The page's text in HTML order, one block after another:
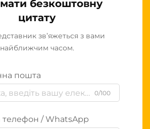
безкоштовну
цитату
зв’яжеться з вами
найближчим часом.
пошта
0/100
телефон / WhatsApp